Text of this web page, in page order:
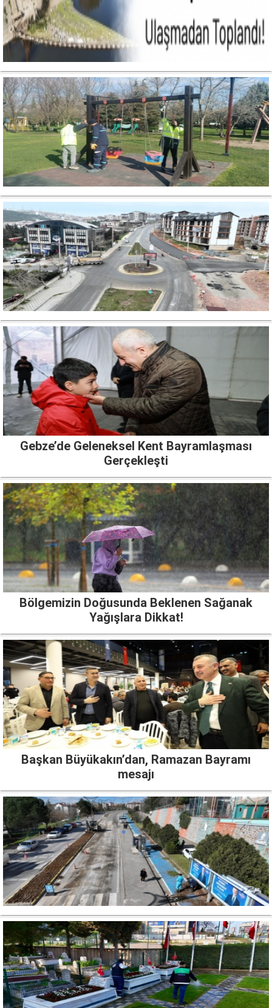
Gebze’de Geleneksel Kent Bayramlaşması
Gerçekleşti
Bölgemizin Doğusunda Beklenen Sağanak
Yağışlara Dikkat!
Başkan Büyükakın’dan, Ramazan Bayramı
mesajı